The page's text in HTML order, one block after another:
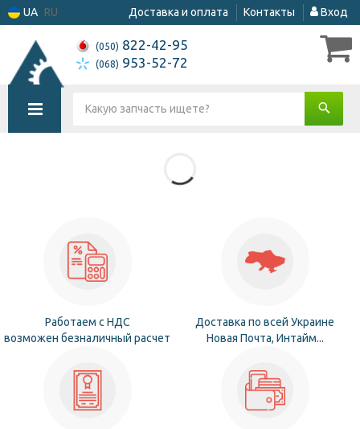
UA RU Доставка и оплата Контакты Вход
(050) 822-42-95
(068) 953-52-72
Работаем с НДС
возможен безналичный расчет
Доставка по всей Украине
Новая Почта, Интайм...